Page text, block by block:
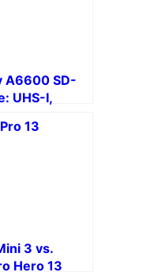
A6600 SD-
UHS-I,
SDXC
3 vs.
Hero 13